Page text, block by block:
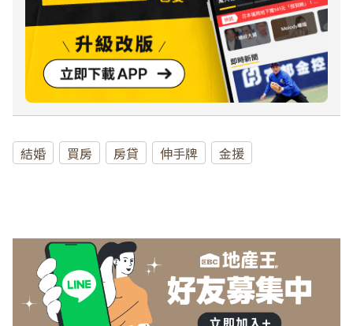
結婚 買房 房貸 伸手牌 金援